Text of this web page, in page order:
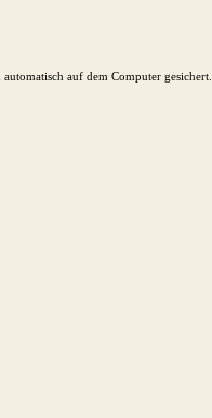
auf dem Computer gesichert.